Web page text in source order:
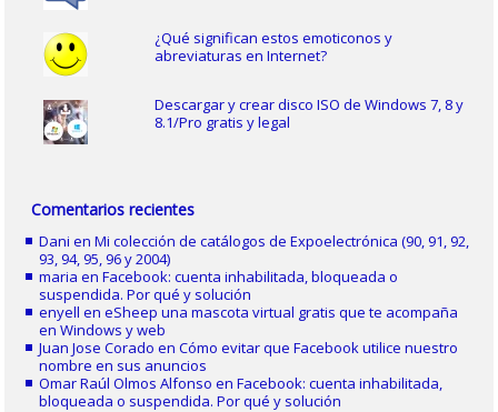
¿Qué significan estos emoticonos y
abreviaturas en Internet?
Descargar y crear disco ISO de Windows 7, 8 y
8.1/Pro gratis y legal
Comentarios recientes
Dani enMi colección de catálogos de Expoelectrónica (90, 91, 92,
93, 94, 95, 96 y 2004)
maria enFacebook: cuenta inhabilitada, bloqueada o
suspendida. Por qué y solución
enyell eneSheep una mascota virtual gratis que te acompaña
en Windows y web
Juan Jose Corado enCómo evitar que Facebook utilice nuestro
nombre en sus anuncios
Omar Raúl Olmos Alfonso enFacebook: cuenta inhabilitada,
bloqueada o suspendida. Por qué y solución